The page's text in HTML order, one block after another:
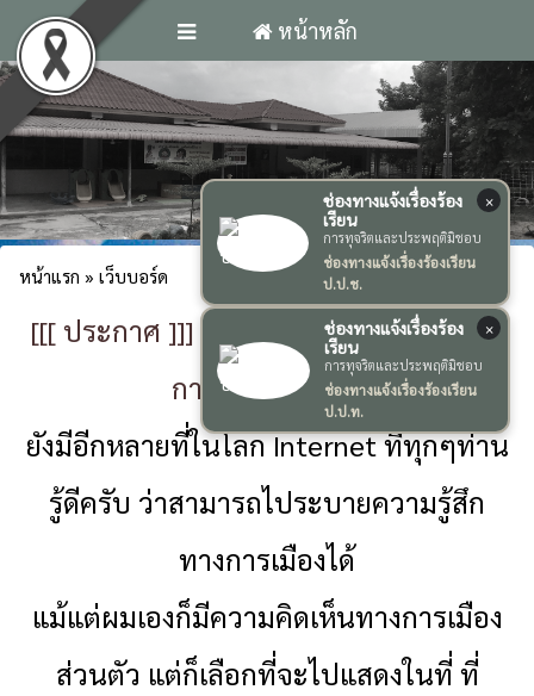
หน้าหลัก
หน้าแรก » เว็บบอร์ด
[[[ ประกาศ ]]] ขอแบน User ที่ Post เรื่อง
การเมืองทุกกรณี
ยังมีอีกหลายที่ในโลก Internet ที่ทุกๆท่าน
รู้ดีครับ ว่าสามารถไประบายความรู้สึก
ทางการเมืองได้
แม้แต่ผมเองก็มีความคิดเห็นทางการเมือง
ส่วนตัว แต่ก็เลือกที่จะไปแสดงในที่ ที่
×
ช่องทางแจ้งเรื่องร้อง
เรียน
การทุจริตและประพฤติมิชอบ
ช่องทางแจ้งเรื่องร้องเรียน
ป.ป.ช.
×
ช่องทางแจ้งเรื่องร้อง
เรียน
การทุจริตและประพฤติมิชอบ
ช่องทางแจ้งเรื่องร้องเรียน
ป.ป.ท.